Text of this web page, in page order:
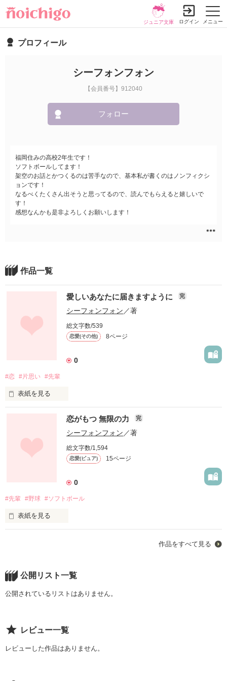
メニュー
ジュニア文庫 ログイン
プロフィール
シーフォンフォン
【会員番号】912040
フォロー
福岡住みの高校2年生です！
ソフトボールしてます！
架空のお話とかつくるのは苦手なので、基本私が書くのはノンフィクシ
ョンです！
なるべくたくさん出そうと思ってるので、読んでもらえると嬉しいで
す！
感想なんかも是非よろしくお願いします！
作品一覧
愛しいあなたに届きますように 完
シーフォンフォン ／著
総文字数/539
恋愛(その他) 8ページ
0
#恋 #片思い #先輩
表紙を見る
自分のありのままの気持ちを書いた作品
作品を読む
恋がもつ 無限の力 完
シーフォンフォン ／著
総文字数/1,594
恋愛(ピュア) 15ページ
0
#先輩 #野球 #ソフトボール
表紙を見る
作品をすべて見る
公開リスト一覧
公開されているリストはありません。
レビュー一覧
レビューした作品はありません。